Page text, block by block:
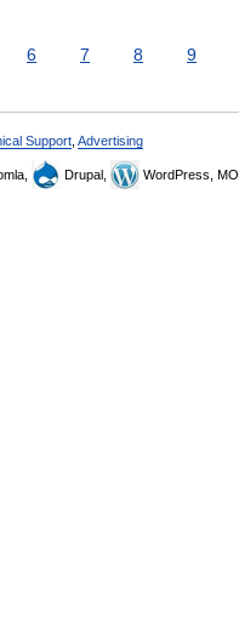
6 7 8 9
Support Advertising
Drupal, WordPress,